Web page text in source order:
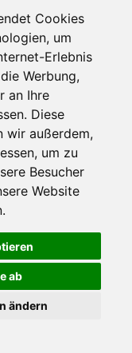
Cookies
um
Erlebnis
Werbung,
an Ihre
Diese
wir außerdem,
um zu
Besucher
Website
ab
ändern
весь функционал
и, при желании,
сайтом, Вы